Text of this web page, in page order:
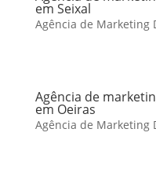
em Seixal
Agência de Marketing
Agência de
em Oeiras
Agência de Marketing